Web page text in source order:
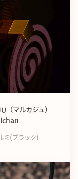
なく変更する場
？トリパスの
（マルカジュ）
ミ(ブラック)